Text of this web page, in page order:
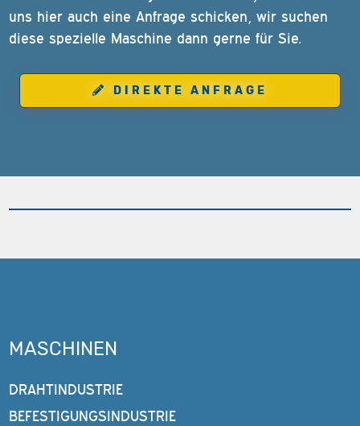
uns hier auch eine Anfrage schicken, wir suchen
diese spezielle Maschine dann gerne für Sie.
DIREKTE ANFRAGE
MASCHINEN
DRAHTINDUSTRIE
BEFESTIGUNGSINDUSTRIE